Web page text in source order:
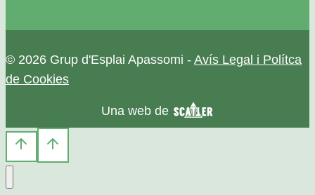
© 2026 Grup d'Esplai Apassomi - Avís Legal i Polítca
de Cookies
Una web de